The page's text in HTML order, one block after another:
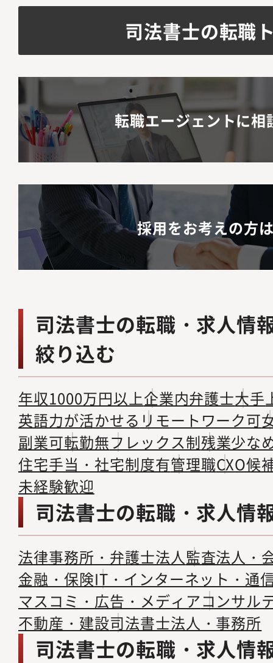
司法書士の転職
転職エージェントに相
採用をお考えの方
司法書士の転職・求人情
絞り込む
年収1000万円以上企業内弁護士大手
英語力が活かせる リモートワーク可
副業可転勤無フレックス制残業少な
住宅手当・社宅制度有管理職CXO候
未経験歓迎
司法書士の転職・求人情
法律事務所・弁護士法人監査法人・
金融・保険IT・インターネット・通
マスコミ・広告・メディアコンサル
不動産・建設司法書士法人・事務所
司法書士の転職・求人情